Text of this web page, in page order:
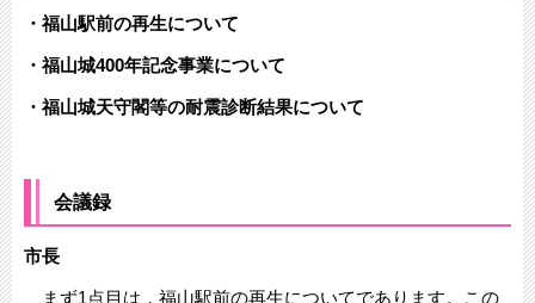
・福山駅前の再生について
・福山城400年記念事業について
・福山城天守閣等の耐震診断結果について
会議録
市長
まず1点目は，福山駅前の再生についてであります。この